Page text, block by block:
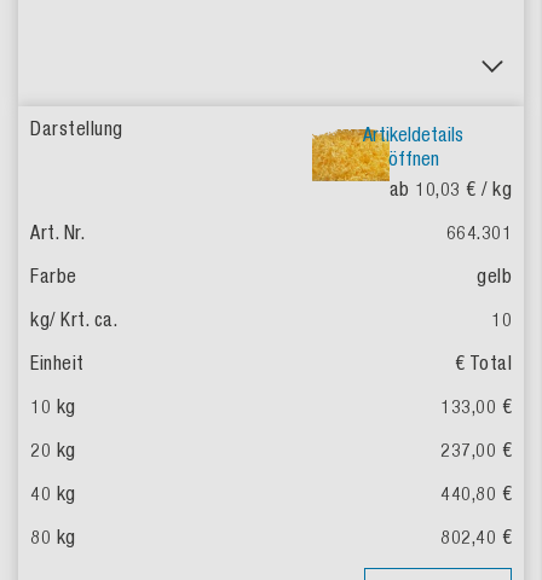
Artikeldetails
öffnen
ab 10,03 € / kg
664.301
gelb
10
€ Total
133,00 €
237,00 €
440,80 €
802,40 €